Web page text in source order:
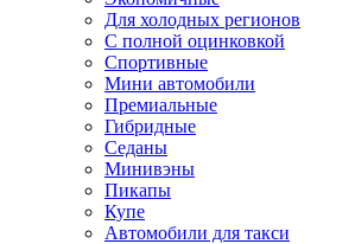
Для холодных регионов
С полной оцинковкой
Спортивные
Мини автомобили
Премиальные
Гибридные
Седаны
Минивэны
Пикапы
Купе
Автомобили для такси